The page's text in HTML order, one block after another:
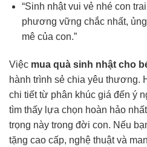
“Sinh nhật vui vẻ nhé con
phương vững chắc nhất,
mê của con.”
Việc mua quà sinh nhật cho
hành trình sẻ chia yêu thương.
chi tiết từ phân khúc giá đến ý
tìm thấy lựa chọn hoàn hảo
trọng này trong đời con. Nếu
tặng cao cấp, nghệ thuật và